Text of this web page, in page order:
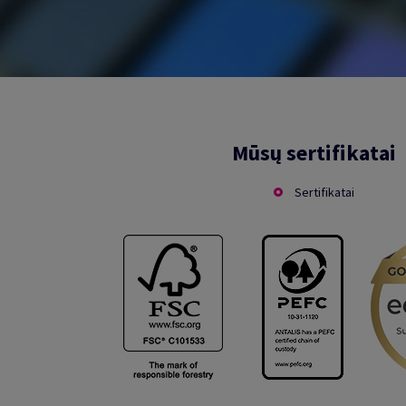
Mūsų sertifikatai
Sertifikatai